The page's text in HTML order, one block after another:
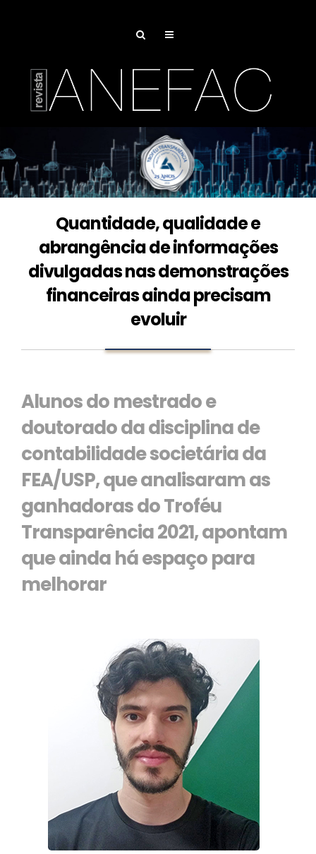
Quantidade, qualidade e
abrangência de informações
divulgadas nas demonstrações
financeiras ainda precisam
evoluir
Alunos do mestrado e
doutorado da disciplina de
contabilidade societária da
FEA/USP, que analisaram as
ganhadoras do Troféu
Transparência 2021, apontam
que ainda há espaço para
melhorar